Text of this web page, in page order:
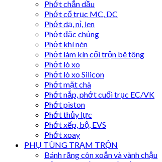
Phớt chắn dầu
Phớt cổ trục MC, DC
Phớt dạ, nỉ, len
Phớt đặc chủng
Phớt khí nén
Phớt làm kín cối trộn bê tông
Phớt lò xo
Phớt lò xo Silicon
Phớt mặt chà
Phớt nắp, phớt cuối trục EC/VK
Phớt piston
Phớt thủy lực
Phớt xếp, bộ, EVS
Phớt xoay
PHỤ TÙNG TRẠM TRỘN
Bánh răng côn xoắn và vành chậu